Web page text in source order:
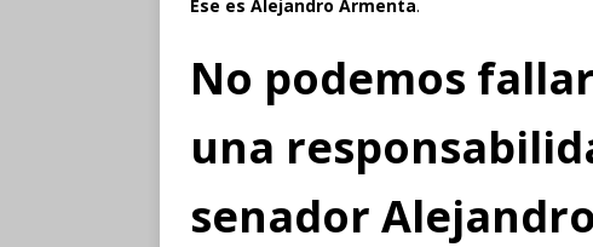
Ese es Alejandro Armenta.
No podemos
una
senador